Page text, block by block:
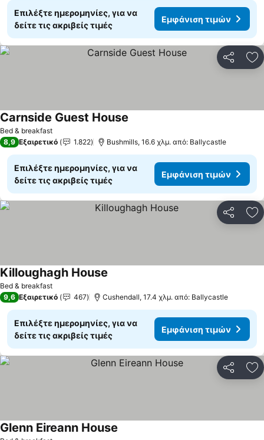
Επιλέξτε ημερομηνίες, για να
δείτε τις ακριβείς τιμές
Εμφάνιση τιμών
Bed & breakfast
Carnside Guest House
8,9 Εξαιρετικό 1.822 Bushmills, 16.6 χλμ. από: Ballycastle
Επιλέξτε ημερομηνίες, για να
δείτε τις ακριβείς τιμές
Εμφάνιση τιμών
Bed & breakfast
Killoughagh House
9,6 Εξαιρετικό 467 Cushendall, 17.4 χλμ. από: Ballycastle
Επιλέξτε ημερομηνίες, για να
δείτε τις ακριβείς τιμές
Εμφάνιση τιμών
Glenn Eireann House